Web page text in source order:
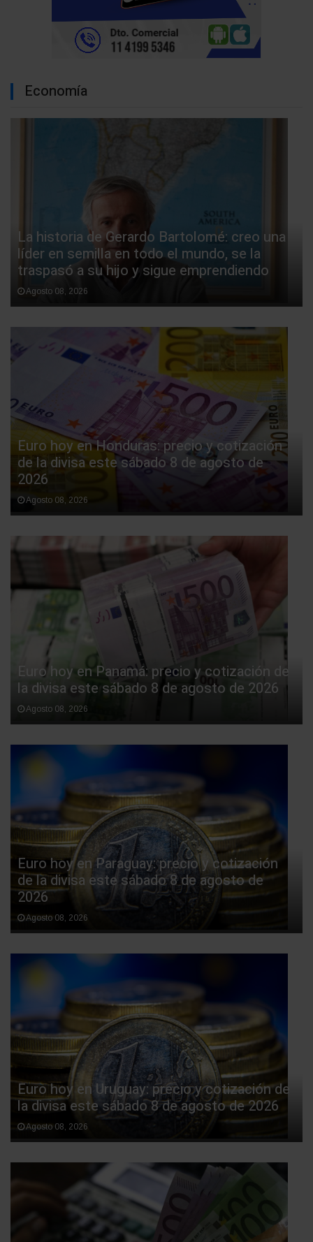
Economía
La historia de Gerardo Bartolomé: creo una
líder en semilla en todo el mundo, se la
traspasó a su hijo y sigue emprendiendo
Agosto 08, 2026
Euro hoy en Honduras: precio y cotización
de la divisa este sábado 8 de agosto de
2026
Agosto 08, 2026
Euro hoy en Panamá: precio y cotización de
la divisa este sábado 8 de agosto de 2026
Agosto 08, 2026
Euro hoy en Paraguay: precio y cotización
de la divisa este sábado 8 de agosto de
2026
Agosto 08, 2026
Euro hoy en Uruguay: precio y cotización de
la divisa este sábado 8 de agosto de 2026
Agosto 08, 2026